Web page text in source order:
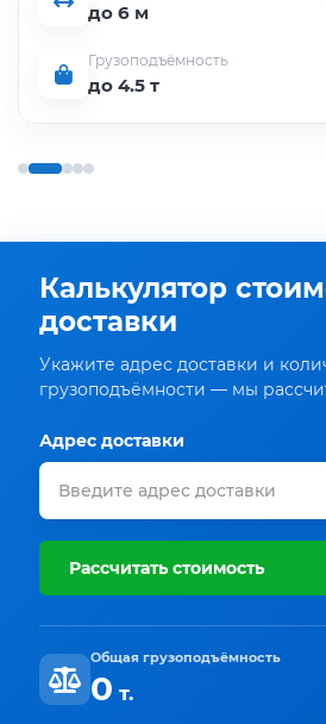
до 6 м
Грузоподъёмность
до 4.5 т
Калькулятор
доставки
Укажите адрес доставки и
грузоподъёмности — мы
Адрес доставки
Рассчитать стоимость
Общая грузоподъёмность
0 т.